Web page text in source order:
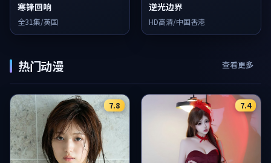
寒锋回响
全31集/英国
逆光边界
HD高清/中国香港
热门动漫 查看更多
7.8 7.4